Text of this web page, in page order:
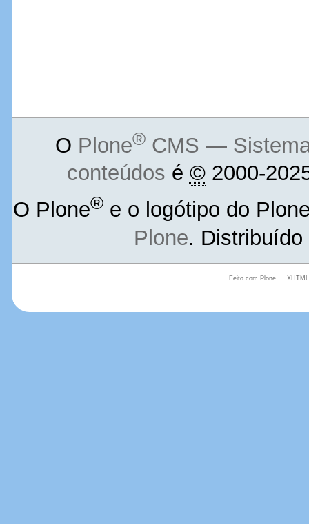
O Plone®CMS — Sistema
conteúdos é ©2000-
O Plone® e o logótipo do
Plone.
Feito com Plone